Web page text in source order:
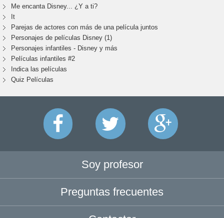
Me encanta Disney... ¿Y a ti?
It
Parejas de actores con más de una película juntos
Personajes de películas Disney (1)
Personajes infantiles - Disney y más
Películas infantiles #2
Indica las películas
Quiz Películas
Soy profesor
Preguntas frecuentes